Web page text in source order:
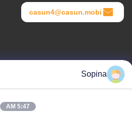
casun4@casun.mobi
Sopina
5:47 AM